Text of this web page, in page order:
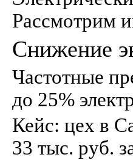
Рассмотрим
Снижение
Частотные
до 25%
Кейс: цех в
33 тыс. руб.